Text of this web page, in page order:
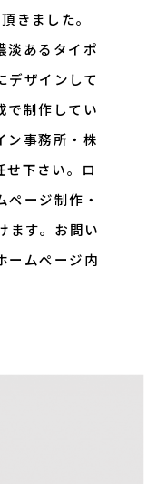
きました。
淡あるタイポ
デザインして
で制作してい
ン事務所・株
せ下さい。ロ
ージ制作・
ます。お問い
ームページ内